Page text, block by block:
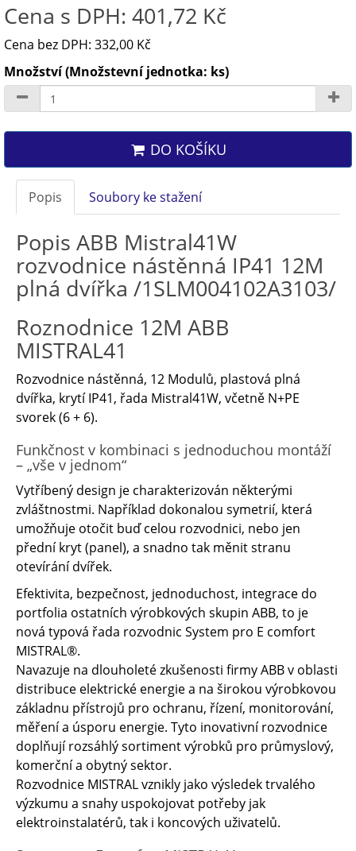
Cena s DPH: 401,72 Kč
Cena bez DPH: 332,00 Kč
Množství (Množstevní jednotka: ks)
DO KOŠÍKU
Popis Soubory ke stažení
Popis ABB Mistral41W
rozvodnice nástěnná IP41 12M
plná dvířka /1SLM004102A3103/
Roznodnice 12M ABB
MISTRAL41
Rozvodnice nástěnná, 12 Modulů, plastová plná
dvířka, krytí IP41, řada Mistral41W, včetně N+PE
svorek (6 + 6).
Funkčnost v kombinaci s jednoduchou montáží
– „vše v jednom“
Vytříbený design je charakterizován některými
zvláštnostmi. Například dokonalou symetrií, která
umožňuje otočit buď celou rozvodnici, nebo jen
přední kryt (panel), a snadno tak měnit stranu
otevírání dvířek.
Efektivita, bezpečnost, jednoduchost, integrace do
portfolia ostatních výrobkových skupin ABB, to je
nová typová řada rozvodnic System pro E comfort
MISTRAL®.
Navazuje na dlouholeté zkušenosti firmy ABB v oblasti
distribuce elektrické energie a na širokou výrobkovou
základnu přístrojů pro ochranu, řízení, monitorování,
měření a úsporu energie. Tyto inovativní rozvodnice
doplňují rozsáhlý sortiment výrobků pro průmyslový,
komerční a obytný sektor.
Rozvodnice MISTRAL vznikly jako výsledek trvalého
výzkumu a snahy uspokojovat potřeby jak
elektroinstalatérů, tak i koncových uživatelů.